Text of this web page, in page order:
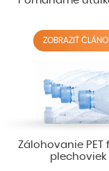
ZOBRAZIŤ
Zálohovanie PET
plechoviek